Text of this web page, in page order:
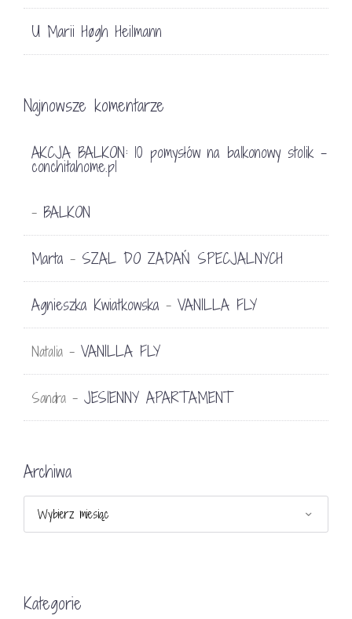
U Marii Høgh Heilmann
Najnowsze komentarze
AKCJA BALKON: 10 pomysłów na balkonowy stolik -
conchitahome.pl
- BALKON
Marta - SZAL DO ZADAŃ SPECJALNYCH
Agnieszka Kwiatkowska - VANILLA FLY
Natalia - VANILLA FLY
Sandra - JESIENNY APARTAMENT
Archiwa
Kategorie